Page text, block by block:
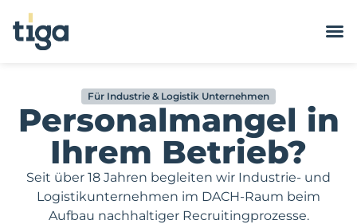
Für Industrie & Logistik Unternehmen
Personalmangel in
Ihrem Betrieb?
Seit über 18 Jahren begleiten wir Industrie- und
Logistikunternehmen im DACH-Raum beim
Aufbau nachhaltiger Recruitingprozesse.